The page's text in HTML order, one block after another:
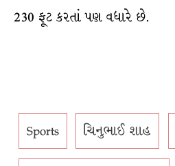
230 ફૂટ કરતાં પણ વધારે છે.
Sports ચિનુભાઈ શાહ